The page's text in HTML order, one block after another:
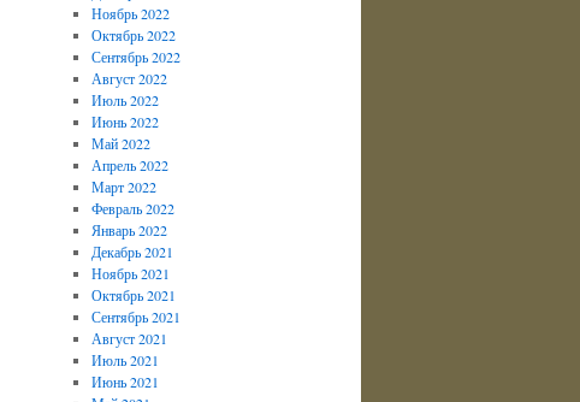
Ноябрь 2022
Октябрь 2022
Сентябрь 2022
Август 2022
Июль 2022
Июнь 2022
Май 2022
Апрель 2022
Март 2022
Февраль 2022
Январь 2022
Декабрь 2021
Ноябрь 2021
Октябрь 2021
Сентябрь 2021
Август 2021
Июль 2021
Июнь 2021